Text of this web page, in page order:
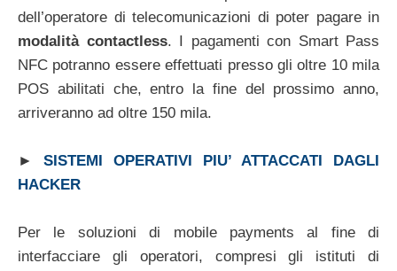
dell’operatore di telecomunicazioni di poter pagare in
modalità contactless. I pagamenti con Smart Pass
NFC potranno essere effettuati presso gli oltre 10 mila
POS abilitati che, entro la fine del prossimo anno,
arriveranno ad oltre 150 mila.
► SISTEMI OPERATIVI PIU’ ATTACCATI DAGLI
HACKER
Per le soluzioni di mobile payments al fine di
interfacciare gli operatori, compresi gli istituti di